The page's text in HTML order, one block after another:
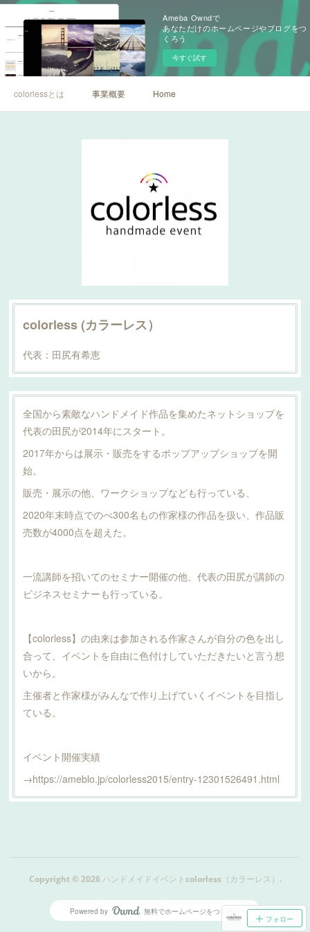
Ameba Owndで
あなただけのホームページやブログをつ
くろう
今すぐ試す
colorlessとは 事業概要 Home
colorless (カラーレス）
代表：田尻有希恵
全国から素敵なハンドメイド作品を集めたネットショップを
代表の田尻が2014年にスタート。
2017年からは展示・販売をするポップアップショップを開
始。
販売・展示の他、ワークショップなども行っている、
2020年末時点でのべ300名もの作家様の作品を扱い、作品販
売数が4000点を超えた。
一流講師を招いてのセミナー開催の他、代表の田尻が講師の
ビジネスセミナーも行っている。
【colorless】の由来は参加される作家さんが自分の色を出し
合って、イベントを自由に色付けしていただきたいと言う想
いから。
主催者と作家様がみんなで作り上げていくイベントを目指し
ている。
イベント開催実績
→https://ameblo.jp/colorless2015/entry-12301526491.html
フォロー
Copyright © 2026 ハンドメイドイベントcolorless（カラーレス） .
Powered by AmebaOwnd
無料でホームページをつくろう